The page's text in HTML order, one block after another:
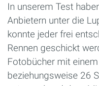
In unserem Test
Anbietern unter die
konnte jeder frei
Rennen geschickt
Fotobücher mit
beziehungsweise 26